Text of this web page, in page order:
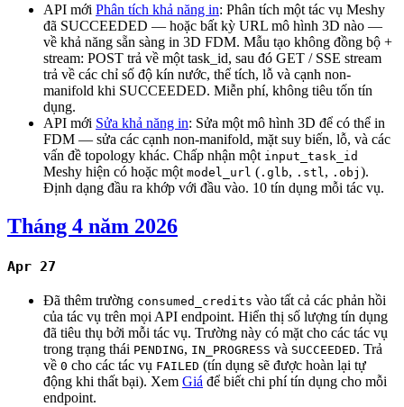
API mới Phân tích khả năng in: Phân tích một tác vụ Meshy
đã SUCCEEDED — hoặc bất kỳ URL mô hình 3D nào —
về khả năng sẵn sàng in 3D FDM. Mẫu tạo không đồng bộ +
stream: POST trả về một task_id, sau đó GET / SSE stream
trả về các chỉ số độ kín nước, thể tích, lỗ và cạnh non-
manifold khi SUCCEEDED. Miễn phí, không tiêu tốn tín
dụng.
API mới Sửa khả năng in: Sửa một mô hình 3D để có thể in
FDM — sửa các cạnh non-manifold, mặt suy biến, lỗ, và các
vấn đề topology khác. Chấp nhận một input_task_id
Meshy hiện có hoặc một model_url ( .glb, .stl , .obj ).
Định dạng đầu ra khớp với đầu vào. 10 tín dụng mỗi tác vụ.
Tháng 4 năm 2026
Apr 27
Đã thêm trường consumed_credits vào tất cả các phản hồi
của tác vụ trên mọi API endpoint. Hiển thị số lượng tín dụng
đã tiêu thụ bởi mỗi tác vụ. Trường này có mặt cho các tác vụ
trong trạng thái PENDING, IN_PROGRESS và SUCCEEDED. Trả
về 0 cho các tác vụ FAILED (tín dụng sẽ được hoàn lại tự
động khi thất bại). Xem Giá để biết chi phí tín dụng cho mỗi
endpoint.